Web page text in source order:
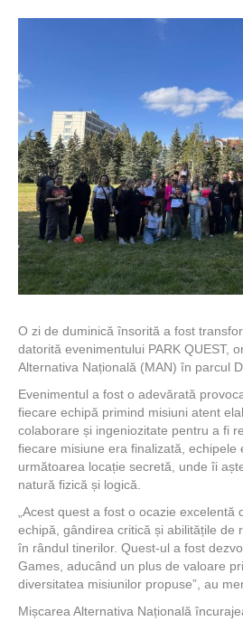
O zi de duminică însorită a fost
datorită evenimentului PARK QUEST,
Alternativa Națională (MAN) în parcul
Evenimentul a fost o adevărată
fiecare echipă primind misiuni atent
colaborare și ingeniozitate pentru a fi
fiecare misiune era finalizată, echipele
următoarea locație secretă, unde îi
natură fizică și logică.
„Acest quest a fost o ocazie
echipă, gândirea critică și abilitățile de
în rândul tinerilor. Quest-ul a fost
Games, aducând un plus de valoare
diversitatea misiunilor propuse”, au
Mișcarea Alternativa Națională